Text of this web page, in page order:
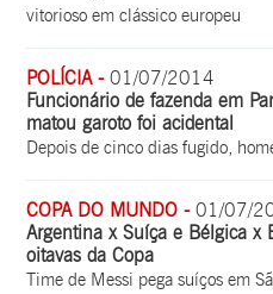
vitorioso em clássico europeu
POLÍCIA -01/07/2014
Funcionário de fazenda em
matou garoto foi acidental
Depois de cinco dias fugido,
COPA DO MUNDO -01/07/
Argentina x Suíça e Bélgica x
oitavas da Copa
Time de Messi pega suíços em